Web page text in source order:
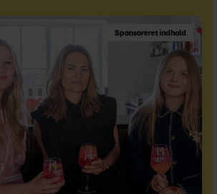
Sponsoreret indhold